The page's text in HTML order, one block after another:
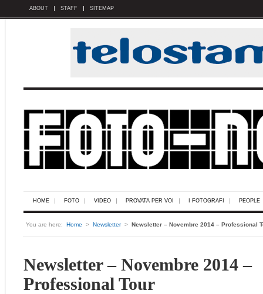
ABOUT STAFF SITEMAP
HOME FOTO VIDEO PROVATA PER VOI I FOTOGRAFI PEOPLE
You are here: Home > Newsletter > Newsletter – Novembre 2014 – Professional
Newsletter – Novembre 2014 –
Professional Tour